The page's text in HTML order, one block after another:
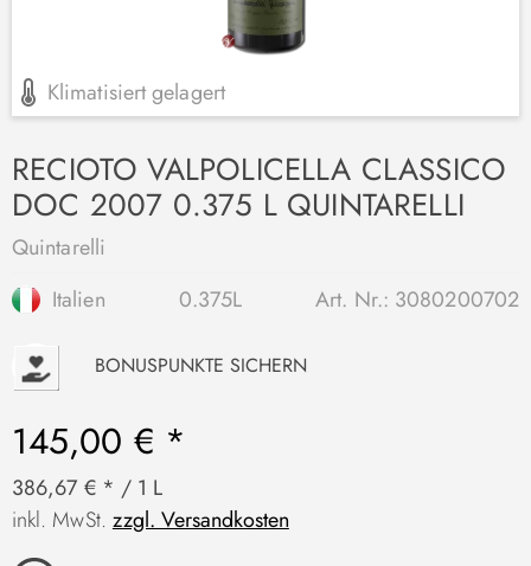
Klimatisiert gelagert
RECIOTO VALPOLICELLA CLASSICO
DOC 2007 0.375 L QUINTARELLI
Quintarelli
Italien
0.375L Art. Nr.: 3080200702
P BONUSPUNKTE SICHERN
145,00 € *
386,67 € * / 1 L
inkl. MwSt. zzgl. Versandkosten